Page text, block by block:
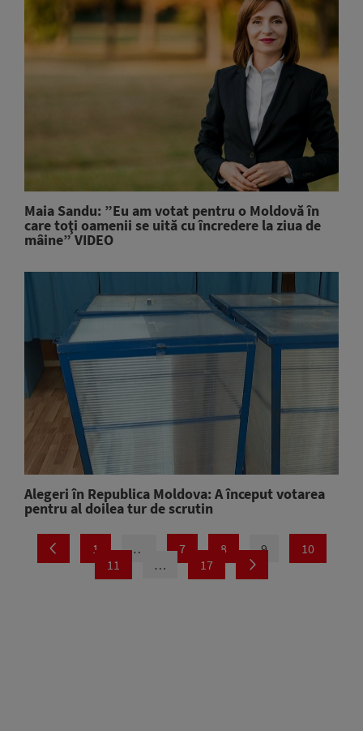
Maia Sandu: ”Eu am votat pentru o Moldovă în
care toţi oamenii se uită cu încredere la ziua de
mâine” VIDEO
Alegeri în Republica Moldova: A început votarea
pentru al doilea tur de scrutin
1 … 7 8 9
10
11
… 17